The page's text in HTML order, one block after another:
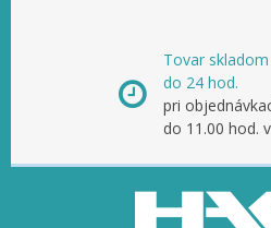
Tovar
do 24 hod.
pri
do 11.00 hod.